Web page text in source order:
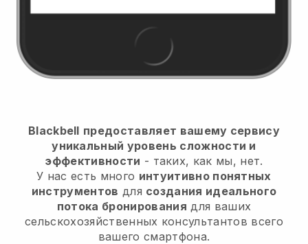
Blackbell предоставляет вашему сервису
уникальный уровень сложности и
эффективности - таких, как мы, нет.
У нас есть много интуитивно понятных
инструментов для создания идеального
потока бронирования для ваших
сельскохозяйственных консультантов всего
вашего смартфона.